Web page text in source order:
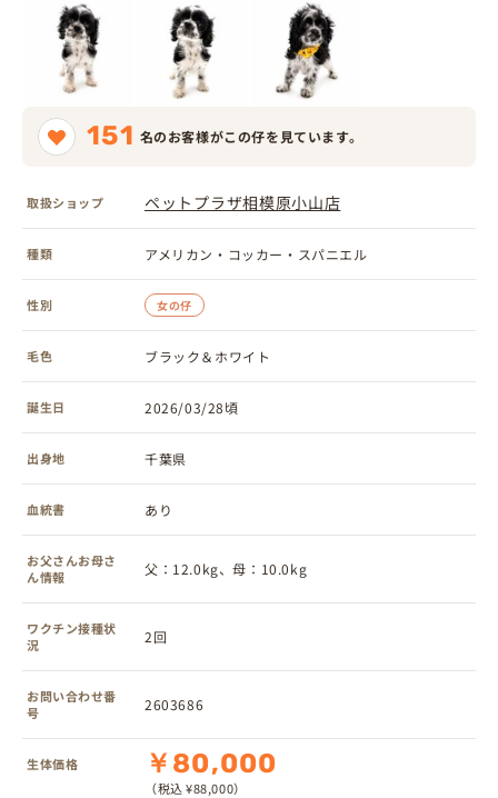
151 名のお客様がこの仔を見ています。
取扱ショップ ペットプラザ相模原小山店
種類 アメリカン・コッカー・スパニエル
性別 女の仔
毛色 ブラック＆ホワイト
誕生日 2026/03/28頃
出身地 千葉県
血統書 あり
お父さんお母さ
ん情報
父：12.0kg、母：10.0kg
ワクチン接種状
況
2回
お問い合わせ番
号
2603686
生体価格 ￥80,000
（税込 ¥88,000）